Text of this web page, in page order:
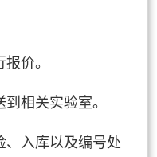
价。
相关实验室。
、入库以及编号处